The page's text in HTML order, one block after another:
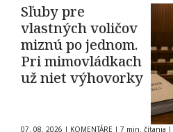
Sľuby pre
vlastných voličov
miznú po jednom.
Pri mimovládkach
už niet výhovorky
07. 08. 2026 | KOMENTÁRE | 7 min. čítania |